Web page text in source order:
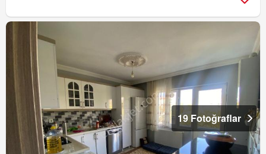
19 Fotoğraflar